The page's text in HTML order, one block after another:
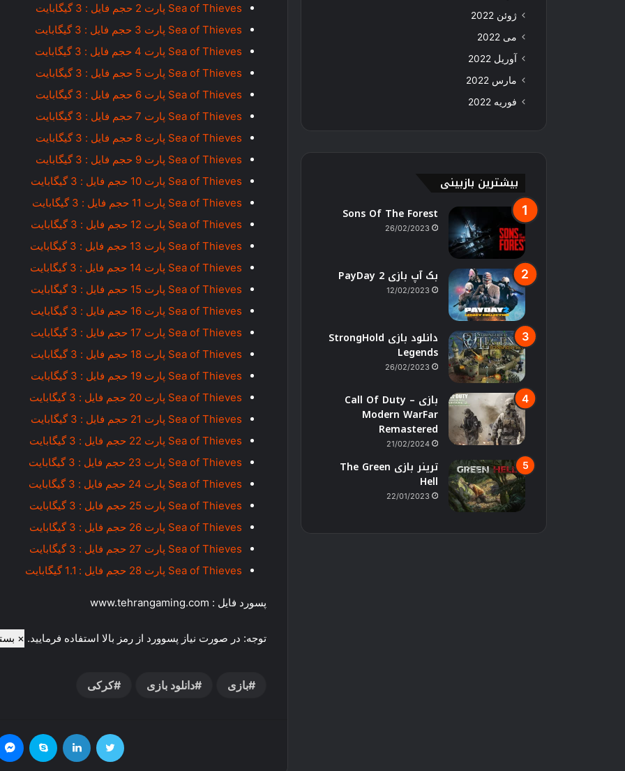
Sea of Thieves پارت 2 حجم فایل : 3 گیگابایت
Sea of Thieves پارت 3 حجم فایل : 3 گیگابایت
Sea of Thieves پارت 4 حجم فایل : 3 گیگابایت
Sea of Thieves پارت 5 حجم فایل : 3 گیگابایت
Sea of Thieves پارت 6 حجم فایل : 3 گیگابایت
Sea of Thieves پارت 7 حجم فایل : 3 گیگابایت
Sea of Thieves پارت 8 حجم فایل : 3 گیگابایت
Sea of Thieves پارت 9 حجم فایل : 3 گیگابایت
Sea of Thieves پارت 10 حجم فایل : 3 گیگابایت
Sea of Thieves پارت 11 حجم فایل : 3 گیگابایت
Sea of Thieves پارت 12 حجم فایل : 3 گیگابایت
Sea of Thieves پارت 13 حجم فایل : 3 گیگابایت
Sea of Thieves پارت 14 حجم فایل : 3 گیگابایت
Sea of Thieves پارت 15 حجم فایل : 3 گیگابایت
Sea of Thieves پارت 16 حجم فایل : 3 گیگابایت
Sea of Thieves پارت 17 حجم فایل : 3 گیگابایت
Sea of Thieves پارت 18 حجم فایل : 3 گیگابایت
Sea of Thieves پارت 19 حجم فایل : 3 گیگابایت
Sea of Thieves پارت 20 حجم فایل : 3 گیگابایت
Sea of Thieves پارت 21 حجم فایل : 3 گیگابایت
Sea of Thieves پارت 22 حجم فایل : 3 گیگابایت
Sea of Thieves پارت 23 حجم فایل : 3 گیگابایت
Sea of Thieves پارت 24 حجم فایل : 3 گیگابایت
Sea of Thieves پارت 25 حجم فایل : 3 گیگابایت
Sea of Thieves پارت 26 حجم فایل : 3 گیگابایت
Sea of Thieves پارت 27 حجم فایل : 3 گیگابایت
Sea of Thieves پارت 28 حجم فایل : 1.1 گیگابایت
پسورد فایل : www.tehrangaming.com
توجه: در صورت نیاز پسوورد از رمز بالا استفاده فرمایید. × بستن هشدار
بازی دانلود بازی کرکی
توییتر لینکدین اسکایپ
ژوئن 2022
می 2022
آوریل 2022
مارس 2022
فوریه 2022
بیشترین بازبینی
Sons Of The Forest
26/02/2023
بک آپ بازی PayDay 2
12/02/2023
دانلود بازی StrongHold
Legends
26/02/2023
بازی Call Of Duty –
Modern WarFar
Remastered
21/02/2024
ترینر بازی The Green
Hell
22/01/2023